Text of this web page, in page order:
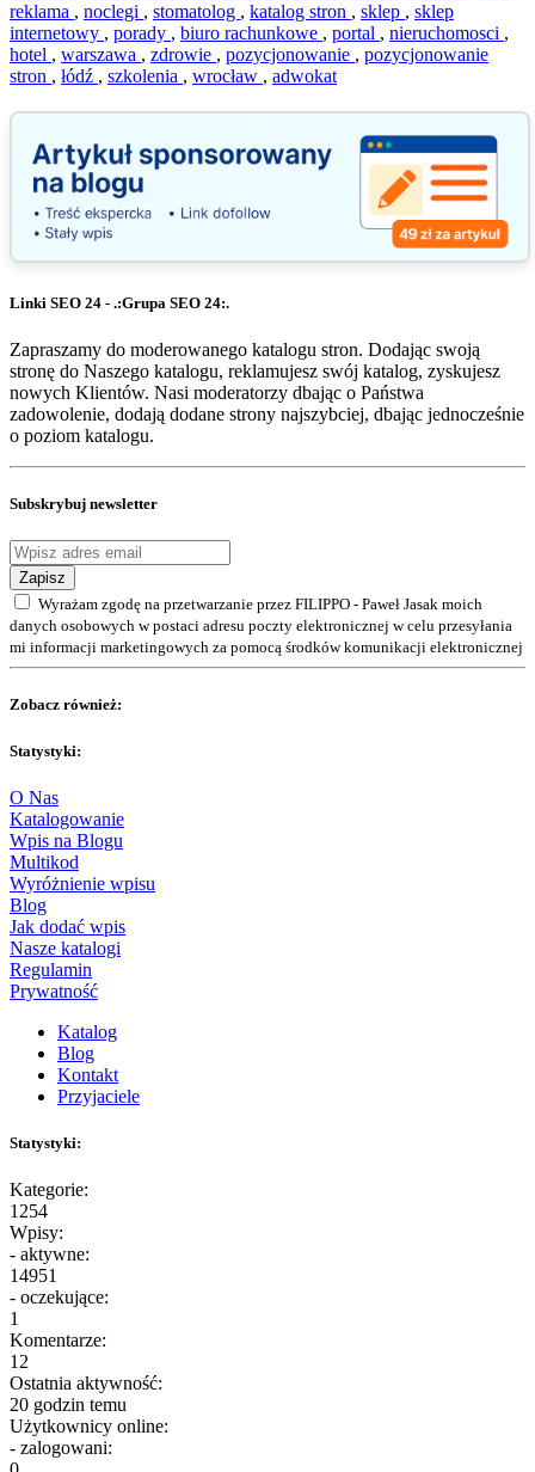
reklama , noclegi , stomatolog , katalog stron , sklep , sklep
internetowy , porady , biuro rachunkowe , portal , nieruchomosci ,
hotel , warszawa , zdrowie , pozycjonowanie , pozycjonowanie
stron , łódź , szkolenia , wrocław , adwokat
Linki SEO 24 - .:Grupa SEO 24:.
Zapraszamy do moderowanego katalogu stron. Dodając swoją
stronę do Naszego katalogu, reklamujesz swój katalog, zyskujesz
nowych Klientów. Nasi moderatorzy dbając o Państwa
zadowolenie, dodają dodane strony najszybciej, dbając jednocześnie
o poziom katalogu.
Subskrybuj newsletter
Zapisz
Wyrażam zgodę na przetwarzanie przez FILIPPO - Paweł Jasak moich
danych osobowych w postaci adresu poczty elektronicznej w celu przesyłania
mi informacji marketingowych za pomocą środków komunikacji elektronicznej
Zobacz również:
Statystyki:
O Nas
Katalogowanie
Wpis na Blogu
Multikod
Wyróżnienie wpisu
Blog
Jak dodać wpis
Nasze katalogi
Regulamin
Prywatność
Katalog
Blog
Kontakt
Przyjaciele
Statystyki:
Kategorie:
1254
Wpisy:
- aktywne:
14951
- oczekujące:
1
Komentarze:
12
Ostatnia aktywność:
20 godzin temu
Użytkownicy online:
- zalogowani: